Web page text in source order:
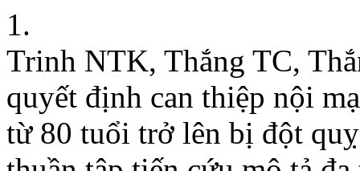
1.
Trinh NTK, Thắng TC,
quyết định can thiệp nội
từ 80 tuổi trở lên bị đột